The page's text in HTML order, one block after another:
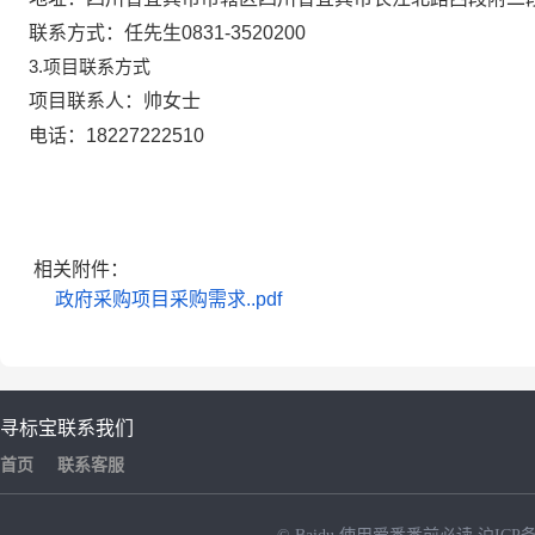
联系方式： 任先生0831-3520200
3.项目联系方式
项目联系人： 帅女士
电话： 18227222510
相关附件：
政府采购项目采购需求..pdf
寻标宝
首页
联系我们
联系客服